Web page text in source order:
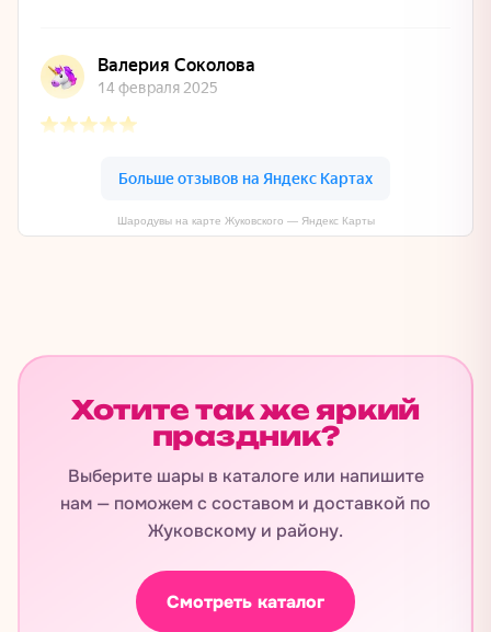
Шародувы на карте Жуковского — Яндекс Карты
Хотите так же яркий
праздник?
Выберите шары в каталоге или напишите
нам — поможем с составом и доставкой по
Жуковскому и району.
Смотреть каталог